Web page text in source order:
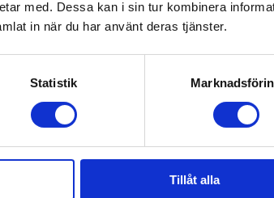
med. Dessa kan i sin tur kombinera
in när du har använt deras tjänster.
Statistik
Tillåt alla